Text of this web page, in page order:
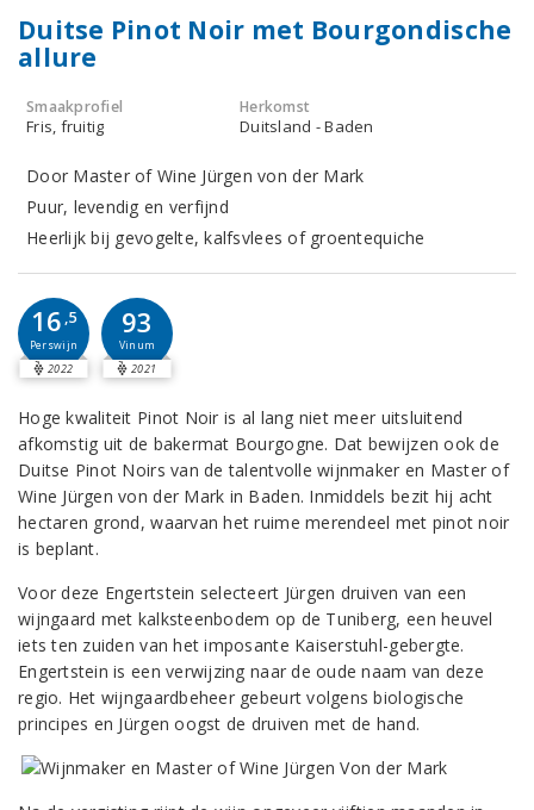
Duitse Pinot Noir met Bourgondische
allure
Smaakprofiel
Fris, fruitig
Herkomst
Duitsland - Baden
Door Master of Wine Jürgen von der Mark
Puur, levendig en verfijnd
Heerlijk bij gevogelte, kalfsvlees of groentequiche
16 ,5
Perswijn
2022
93
Vinum
2021
Hoge kwaliteit Pinot Noir is al lang niet meer uitsluitend
afkomstig uit de bakermat Bourgogne. Dat bewijzen ook de
Duitse Pinot Noirs van de talentvolle wijnmaker en Master of
Wine Jürgen von der Mark in Baden. Inmiddels bezit hij acht
hectaren grond, waarvan het ruime merendeel met pinot noir
is beplant.
Voor deze Engertstein selecteert Jürgen druiven van een
wijngaard met kalksteenbodem op de Tuniberg, een heuvel
iets ten zuiden van het imposante Kaiserstuhl-gebergte.
Engertstein is een verwijzing naar de oude naam van deze
regio. Het wijngaardbeheer gebeurt volgens biologische
principes en Jürgen oogst de druiven met de hand.